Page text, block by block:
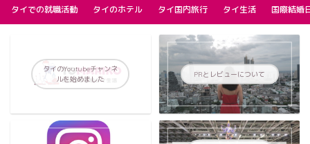
タイでの就職活動 タイのホテル タイ国内旅行 タイ生活 国際結婚
タイのYoutubeチャンネ
ルを始めました
PRとレビューについて